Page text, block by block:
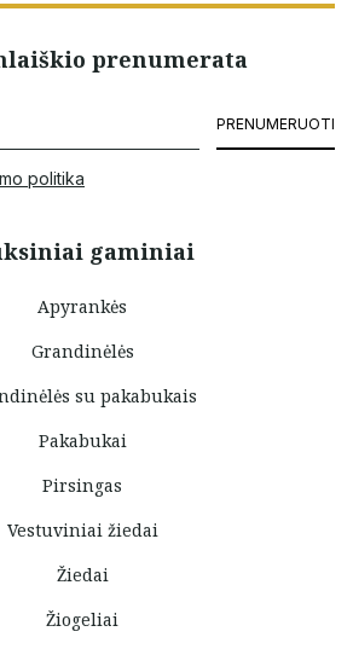
gaminiai
Apyrankės
Grandinėlės
su pakabukais
Pakabukai
Pirsingas
Vestuviniai žiedai
Žiedai
Žiogeliai
prenumerata
PRENUMERUOTI
politika